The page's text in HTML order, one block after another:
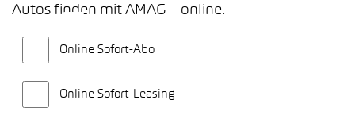
Autos finden mit AMAG – online.
Online Sofort-Abo
Online Sofort-Leasing